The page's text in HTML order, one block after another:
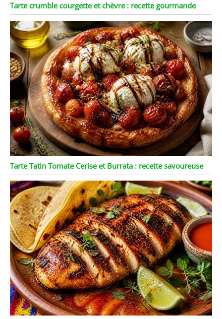
Tarte crumble courgette et chèvre : recette gourmande
Tarte Tatin Tomate Cerise et Burrata : recette savoureuse